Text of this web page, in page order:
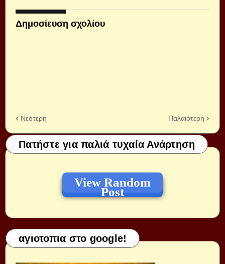
Δημοσίευση σχολίου
Νεότερη Παλαιότερη
Πατήστε για παλιά τυχαία Ανάρτηση
View Random
Post
αγιοτοπια στο google!